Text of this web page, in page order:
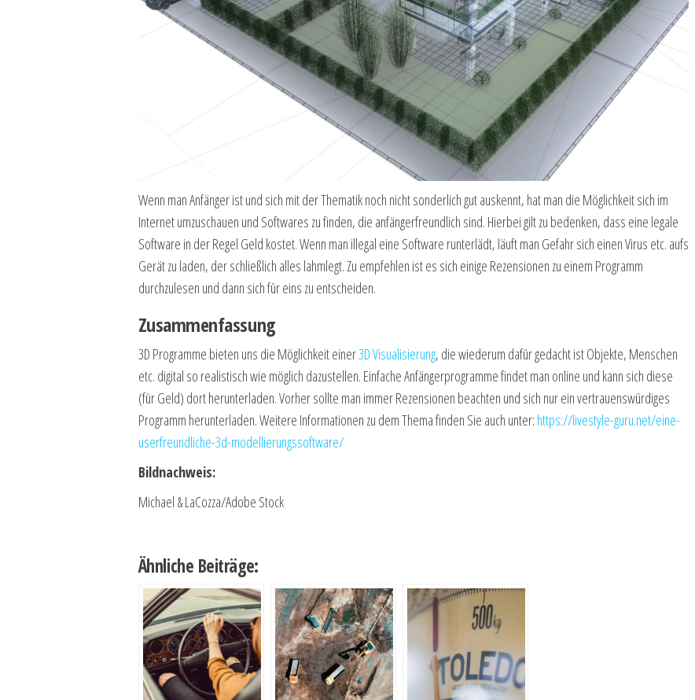
Wenn man Anfänger ist und sich mit der Thematik noch nicht sonderlich gut auskennt, hat man die Möglichkeit sich im
Internet umzuschauen und Softwares zu finden, die anfängerfreundlich sind. Hierbei gilt zu bedenken, dass eine legale
Software in der Regel Geld kostet. Wenn man illegal eine Software runterlädt, läuft man Gefahr sich einen Virus etc. aufs
Gerät zu laden, der schließlich alles lahmlegt. Zu empfehlen ist es sich einige Rezensionen zu einem Programm
durchzulesen und dann sich für eins zu entscheiden.
Zusammenfassung
3D Programme bieten uns die Möglichkeit einer3D Visualisierung, die wiederum dafür gedacht ist Objekte, Menschen
etc. digital so realistisch wie möglich dazustellen. Einfache Anfängerprogramme findet man online und kann sich diese
(für Geld) dort herunterladen. Vorher sollte man immer Rezensionen beachten und sich nur ein vertrauenswürdiges
Programm herunterladen. Weitere Informationen zu dem Thema finden Sie auch unter: https://livestyle-guru.net/eine-
userfreundliche-3d-modellierungssoftware/
Bildnachweis:
Michael & LaCozza/Adobe Stock
Ähnliche Beiträge: